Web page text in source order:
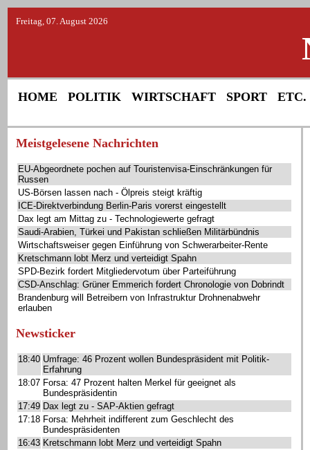
Freitag, 07. August 2026
HOME POLITIK WIRTSCHAFT SPORT ETC.
Meistgelesene Nachrichten
EU-Abgeordnete pochen auf Touristenvisa-Einschränkungen für
Russen
US-Börsen lassen nach - Ölpreis steigt kräftig
ICE-Direktverbindung Berlin-Paris vorerst eingestellt
Dax legt am Mittag zu - Technologiewerte gefragt
Saudi-Arabien, Türkei und Pakistan schließen Militärbündnis
Wirtschaftsweiser gegen Einführung von Schwerarbeiter-Rente
Kretschmann lobt Merz und verteidigt Spahn
SPD-Bezirk fordert Mitgliedervotum über Parteiführung
CSD-Anschlag: Grüner Emmerich fordert Chronologie von Dobrindt
Brandenburg will Betreibern von Infrastruktur Drohnenabwehr
erlauben
Newsticker
18:40 Umfrage: 46 Prozent wollen Bundespräsident mit Politik-
Erfahrung
18:07 Forsa: 47 Prozent halten Merkel für geeignet als
Bundespräsidentin
17:49 Dax legt zu - SAP-Aktien gefragt
17:18 Forsa: Mehrheit indifferent zum Geschlecht des
Bundespräsidenten
16:43 Kretschmann lobt Merz und verteidigt Spahn